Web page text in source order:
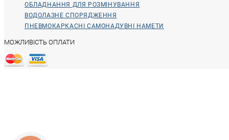
ОБЛАДНАННЯ ДЛЯ РОЗМІНУВАННЯ
ВОДОЛАЗНЕ СПОРЯДЖЕННЯ
ПНЕВМОКАРКАСНІ САМОНАДУВНІ НАМЕТИ
МОЖЛИВІСТЬ ОПЛАТИ